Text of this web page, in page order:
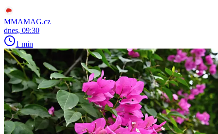
MMAMAG.cz
dnes, 09:30
1 min